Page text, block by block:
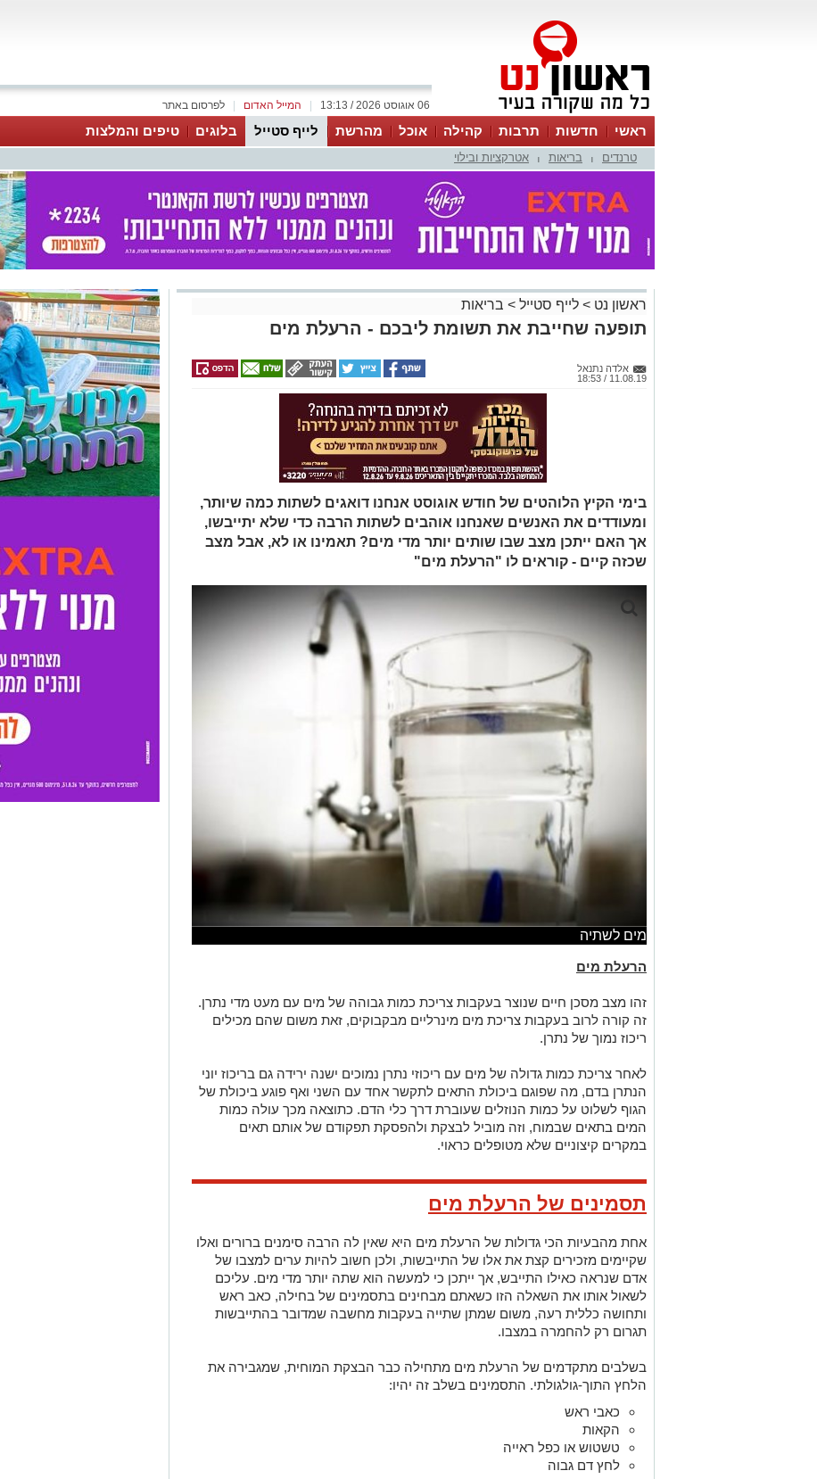
לפרסום באתר המייל האדום 06 אוגוסט 2026 / 13:13
ראשי חדשות תרבות קהילה אוכל מהרשת לייף סטייל בלוגים טיפים והמלצות
טרנדים בריאות אטרקציות ובילוי
ראשון נט > לייף סטייל > בריאות
תופעה שחייבת את תשומת ליבכם - הרעלת מים
אלדה נתנאל
11.08.19 / 18:53
בימי הקיץ הלוהטים של חודש אוגוסט אנחנו דואגים לשתות כמה שיותר,
ומעודדים את האנשים שאנחנו אוהבים לשתות הרבה כדי שלא יתייבשו,
אך האם ייתכן מצב שבו שותים יותר מדי מים? תאמינו או לא, אבל מצב
שכזה קיים - קוראים לו "הרעלת מים"
מים לשתיה
הרעלת מים
זהו מצב מסכן חיים שנוצר בעקבות צריכת כמות גבוהה של מים עם מעט מדי נתרן.
זה קורה לרוב בעקבות צריכת מים מינרליים מבקבוקים, זאת משום שהם מכילים
ריכוז נמוך של נתרן.
לאחר צריכת כמות גדולה של מים עם ריכוזי נתרן נמוכים ישנה ירידה גם בריכוז יוני
הנתרן בדם, מה שפוגם ביכולת התאים לתקשר אחד עם השני ואף פוגע ביכולת של
הגוף לשלוט על כמות הנוזלים שעוברת דרך כלי הדם. כתוצאה מכך עולה כמות
המים בתאים שבמוח, וזה מוביל לבצקת ולהפסקת תפקודם של אותם תאים
במקרים קיצוניים שלא מטופלים כראוי.
תסמינים של הרעלת מים
אחת מהבעיות הכי גדולות של הרעלת מים היא שאין לה הרבה סימנים ברורים ואלו
שקיימים מזכירים קצת את אלו של התייבשות, ולכן חשוב להיות ערים למצבו של
אדם שנראה כאילו התייבש, אך ייתכן כי למעשה הוא שתה יותר מדי מים. עליכם
לשאול אותו את השאלה הזו כשאתם מבחינים בתסמינים של בחילה, כאב ראש
ותחושה כללית רעה, משום שמתן שתייה בעקבות מחשבה שמדובר בהתייבשות
תגרום רק להחמרה במצבו.
בשלבים מתקדמים של הרעלת מים מתחילה כבר הבצקת המוחית, שמגבירה את
הלחץ התוך-גולגולתי. התסמינים בשלב זה יהיו:
כאבי ראש
הקאות
טשטוש או כפל ראייה
לחץ דם גבוה